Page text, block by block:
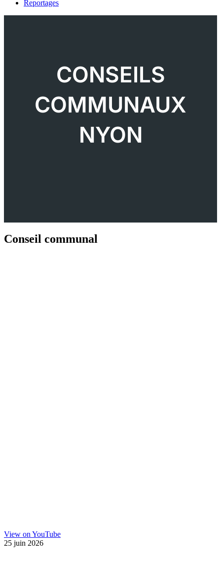
Reportages
CONSEILS
COMMUNAUX
NYON
Conseil communal
View on YouTube
25 juin 2026